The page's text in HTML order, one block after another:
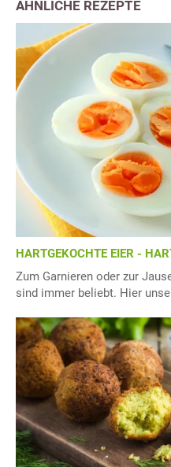
ÄHNLICHE REZEPTE
HARTGEKOCHTE EIER -
Zum Garnieren oder zur
sind immer beliebt. Hier